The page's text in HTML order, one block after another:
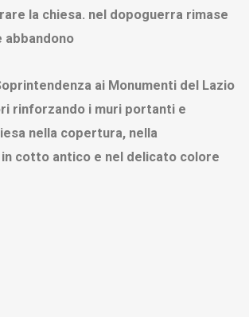
la chiesa. nel dopoguerra rimase
ai Monumenti del Lazio
rinforzando i muri portanti e
nella copertura, nella
cotto antico e nel delicato colore